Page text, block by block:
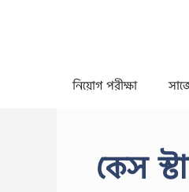
নিয়োগ পরীক্ষা
কেস